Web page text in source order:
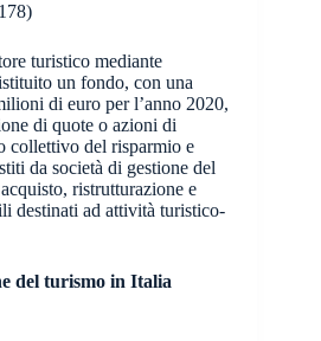
turistico mediante
un fondo, con una
di euro per l’anno 2020,
di quote o azioni di
collettivo del risparmio e
da società di gestione del
ristrutturazione e
destinati ad attività turistico-
del turismo in Italia